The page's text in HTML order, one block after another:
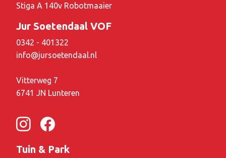
Stiga A 140v Robotmaaier
Jur Soetendaal VOF
0342 - 401322
info@jursoetendaal.nl
Vitterweg 7
6741 JN Lunteren
Tuin & Park